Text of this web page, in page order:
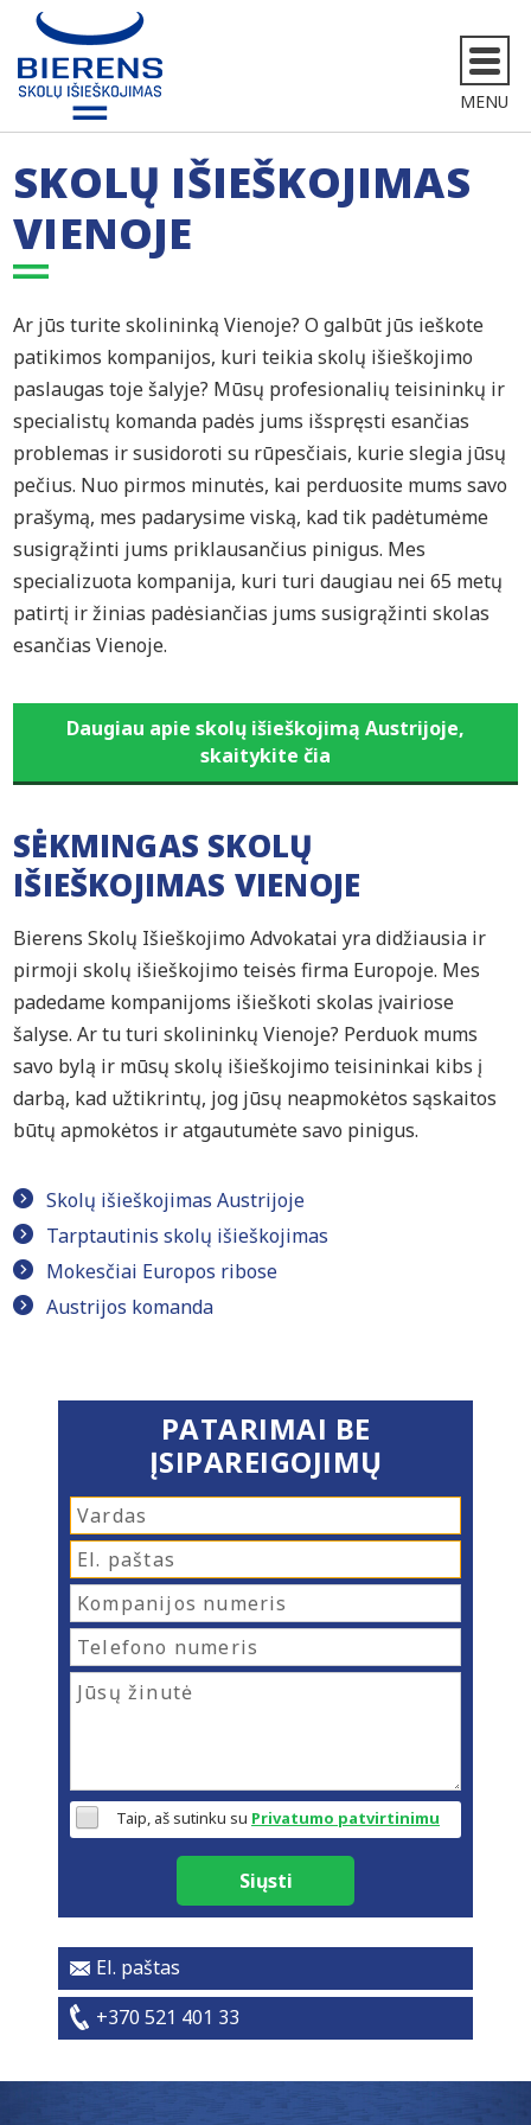
MENU
SKOLŲ IŠIEŠKOJIMAS
VIENOJE
Ar jūs turite skolininką Vienoje? O galbūt jūs ieškote
patikimos kompanijos, kuri teikia skolų išieškojimo
paslaugas toje šalyje? Mūsų profesionalių teisininkų ir
specialistų komanda padės jums išspręsti esančias
problemas ir susidoroti su rūpesčiais, kurie slegia jūsų
pečius. Nuo pirmos minutės, kai perduosite mums savo
prašymą, mes padarysime viską, kad tik padėtumėme
susigrąžinti jums priklausančius pinigus. Mes
specializuota kompanija, kuri turi daugiau nei 65 metų
patirtį ir žinias padėsiančias jums susigrąžinti skolas
esančias Vienoje.
Daugiau apie skolų išieškojimą Austrijoje,
skaitykite čia
SĖKMINGAS SKOLŲ
IŠIEŠKOJIMAS VIENOJE
Bierens Skolų Išieškojimo Advokatai yra didžiausia ir
pirmoji skolų išieškojimo teisės firma Europoje. Mes
padedame kompanijoms išieškoti skolas įvairiose
šalyse. Ar tu turi skolininkų Vienoje? Perduok mums
savo bylą ir mūsų skolų išieškojimo teisininkai kibs į
darbą, kad užtikrintų, jog jūsų neapmokėtos sąskaitos
būtų apmokėtos ir atgautumėte savo pinigus.
Skolų išieškojimas Austrijoje
Tarptautinis skolų išieškojimas
Mokesčiai Europos ribose
Austrijos komanda
PATARIMAI BE
ĮSIPAREIGOJIMŲ
Taip, aš sutinku su Privatumo patvirtinimu
Siųsti
El. paštas
+370 521 401 33